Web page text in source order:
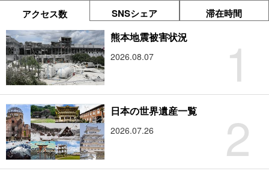
アクセス数 SNSシェア 滞在時間
1
熊本地震被害状況
2026.08.07
2
日本の世界遺産一覧
2026.07.26